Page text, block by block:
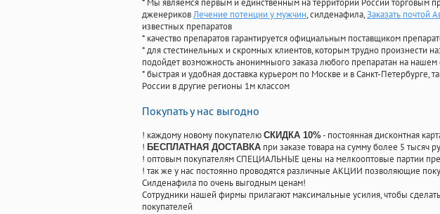
* Мы являемся первым и единственным на территории России торговым
дженериковЛечение потенции у мужчин, силденафила,Заказать почтой
известных препаратов
* качество препаратов гарантируется официальным поставщиком
* для стестинельных и скромных клиентов, которым трудно произнести
подойдет возможность анонимныого заказа любого препаратан на нашем
* быстрая и удобная доставка курьером по Москве и в Санкт-Петербурге,
России в другие регионы 1м классом
Покупать у нас выгодно
! каждому новому покупателю СКИДКА 10%- постоянная дисконтная
! БЕСПЛАТНАЯ ДОСТАВКА при заказе товара на сумму более 5 тысяч
! оптовым покупателям СПЕЦИАЛЬНЫЕ цены на мелкооптовые партии
! так же у нас постоянно проводятся различные АКЦИИ позволяющие
Силденафила по очень выгодным ценам!
Cотрудники нашей фирмы прилагают максимальные усилия, чтобы
покупателей